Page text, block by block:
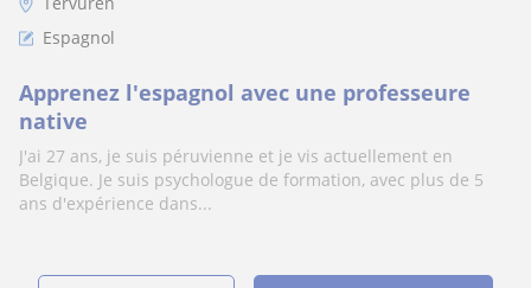
Espagnol
Apprenez l'espagnol avec une professeure
native
J'ai 27 ans, je suis péruvienne et je vis actuellement en
Belgique. Je suis psychologue de formation, avec plus de 5
ans d'expérience dans...